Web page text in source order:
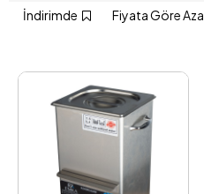
İndirimde Fiyata Göre